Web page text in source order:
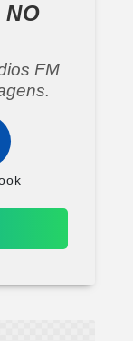
NO
FM